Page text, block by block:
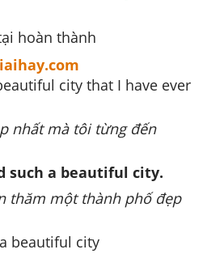
hoàn thành
city that I have ever
nhất mà tôi từng đến
such a beautiful city.
thăm một thành phố đẹp
beautiful city